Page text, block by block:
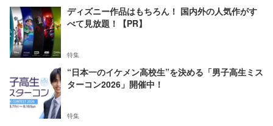
ディズニー作品はもちろん！ 国内外の人気作がす
べて見放題！【PR】
特集
“日本一のイケメン高校生”を決める「男子高生ミス
ターコン2026」開催中！
特集